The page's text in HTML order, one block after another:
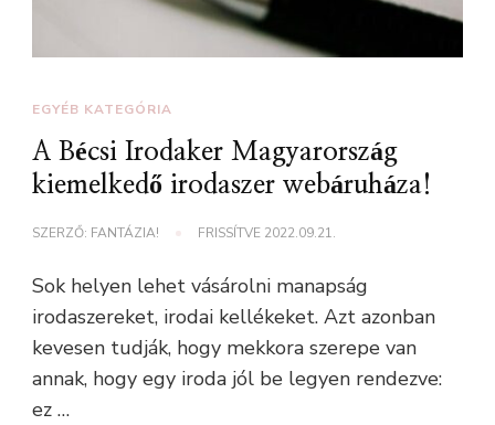
EGYÉB KATEGÓRIA
A Bécsi Irodaker Magyarország
kiemelkedő irodaszer webáruháza!
SZERZŐ: FANTÁZIA! FRISSÍTVE 2022.09.21.
Sok helyen lehet vásárolni manapság
irodaszereket, irodai kellékeket. Azt azonban
kevesen tudják, hogy mekkora szerepe van
annak, hogy egy iroda jól be legyen rendezve:
ez …